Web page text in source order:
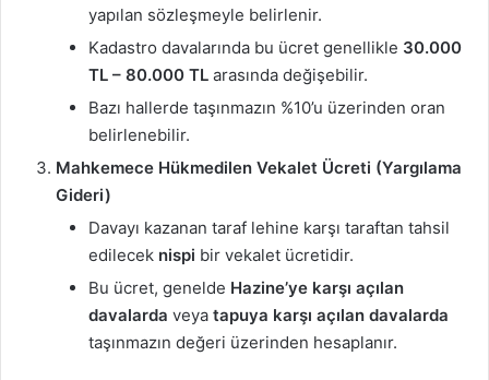
yapılan sözleşmeyle belirlenir.
Kadastro davalarında bu ücret genellikle 30.000
TL – 80.000 TL arasında değişebilir.
Bazı hallerde taşınmazın %10’u üzerinden oran
belirlenebilir.
Mahkemece Hükmedilen Vekalet Ücreti (Yargılama
Gideri)
Davayı kazanan taraf lehine karşı taraftan tahsil
edilecek nispi bir vekalet ücretidir.
Bu ücret, genelde Hazine’ye karşı açılan
davalarda veya tapuya karşı açılan davalarda
taşınmazın değeri üzerinden hesaplanır.